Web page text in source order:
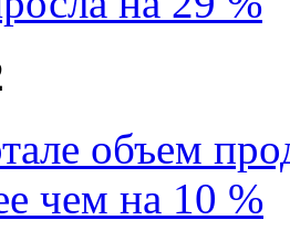
объем
чем на 10 %